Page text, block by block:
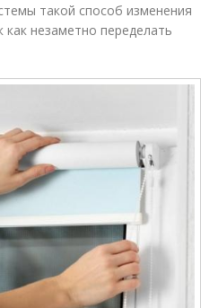
такой способ изменения
незаметно переделать